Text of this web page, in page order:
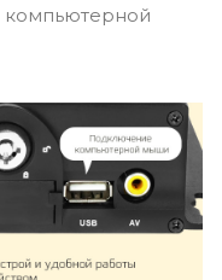
компьютерной